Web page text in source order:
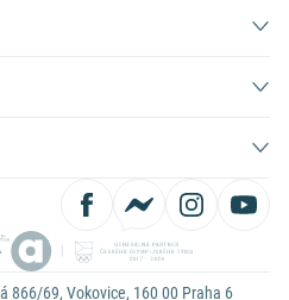
866/69, Vokovice, 160 00 Praha 6